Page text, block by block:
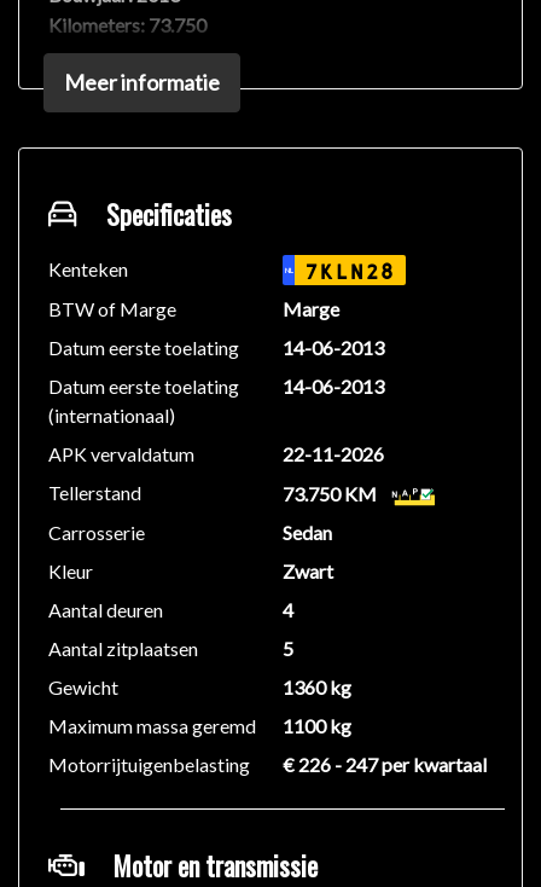
Kilometers: 73.750
Brandstof:Benzine
Transmissie:Handgeschakeld
Vermogen:136 PK
Motor:1.6L 4-cilinder
Uitgevoerd met opties zoals het HiFi surround
audiosysteem, elektrisch wegklapbare trekhaak,
stoelverwarming, Xenon LED-koplampen.
Keurige auto met normale gebruikerssporen naar
leeftijd en kilometerstand.
Meer foto's volgen!
Er kunnen echter geen rechten worden ontleend aan
de verstrekte informatie in de advertentie. Vertrouw
niet alleen op deze informatie maar controleer altijd
beslissing zouden kunnen beïnvloeden. Neem contact
op met de verkoper voor aanvullende vragen.
Meer informatie
Specificaties
Kenteken NL 7KLN28
BTW of Marge
Marge
Datum eerste toelating
14-06-2013
Datum eerste toelating
(internationaal)
14-06-2013
APK vervaldatum
22-11-2026
Tellerstand
73.750 KM
Carrosserie
Sedan
Kleur
Zwart
Aantal deuren
4
Aantal zitplaatsen
5
Gewicht
1360 kg
Maximum massa geremd
1100 kg
Motorrijtuigenbelasting
€ 226 - 247 per kwartaal
Motor en transmissie